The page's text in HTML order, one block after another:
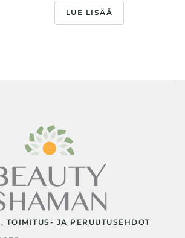
LUE LISÄÄ
TOIMITUS- JA PERUUTUSEHDOT